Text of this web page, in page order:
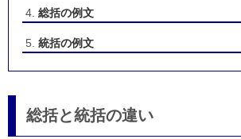
総括の例文
統括の例文
総括と統括の違い